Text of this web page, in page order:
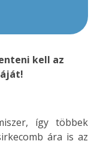
kell az
így többek
ára is az